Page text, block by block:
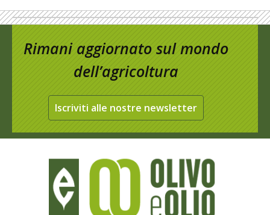
Rimani aggiornato sul mondo
dell’agricoltura
Iscriviti alle nostre newsletter